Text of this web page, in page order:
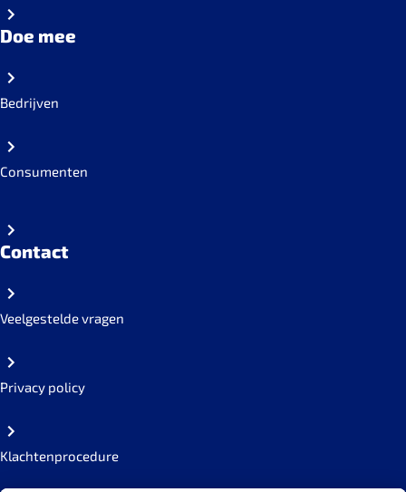
Doe mee
Bedrijven
Consumenten
Contact
Veelgestelde vragen
Privacy policy
Klachtenprocedure